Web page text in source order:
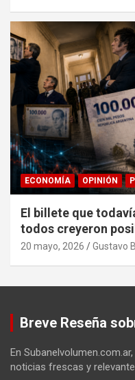
ECONOMÍA OPINIÓN
El billete que
todos creyeron
20 mayo, 2026 Gustavo
Breve Reseña
En
noticias frescas y